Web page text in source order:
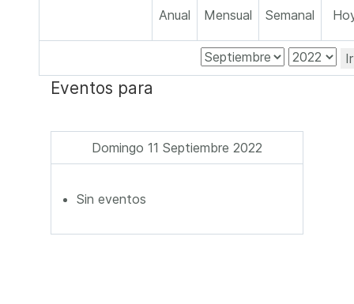
Anual Mensual Semanal
Eventos para
Domingo 11 Septiembre 2022
Sin eventos